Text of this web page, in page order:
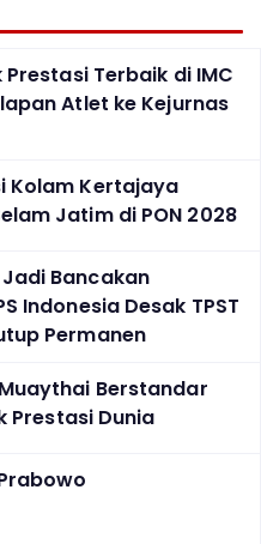
Prestasi Terbaik di IMC
Atlet ke Kejurnas
Kolam Kertajaya
Jatim di PON 2028
Bancakan
Indonesia Desak TPST
Permanen
Berstandar
Prestasi Dunia